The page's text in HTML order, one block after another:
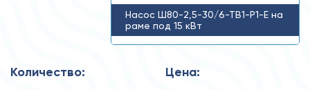
Насос Ш80-2,5-30/6-ТВ1-Р1-Е на
раме под 15 кВт
Количество: Цена: